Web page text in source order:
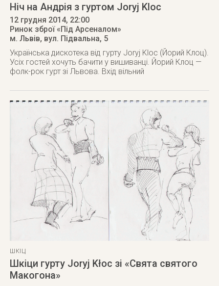
Ніч на Андрія з гуртом Joryj Kloc
12 грудня 2014, 22:00
Ринок зброї «Під Арсеналом»
м. Львів, вул. Підвальна, 5
Українська дискотека від гурту Joryj Kloc (Йорий Клоц).
Усіх гостей хочуть бачити у вишиванці. Йорий Клоц —
фолк-рок гурт зі Львова. Вхід вільний
ШКІЦ
Шкіци гурту Joryj Kłoc зі «Свята святого
Макогона»